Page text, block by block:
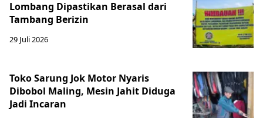
Lombang Dipastikan Berasal dari
Tambang Berizin
29 Juli 2026
Toko Sarung Jok Motor Nyaris
Dibobol Maling, Mesin Jahit Diduga
Jadi Incaran